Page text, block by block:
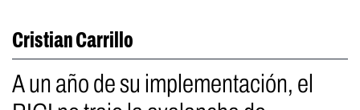
Cristian Carrillo
A un año de su implementación, el